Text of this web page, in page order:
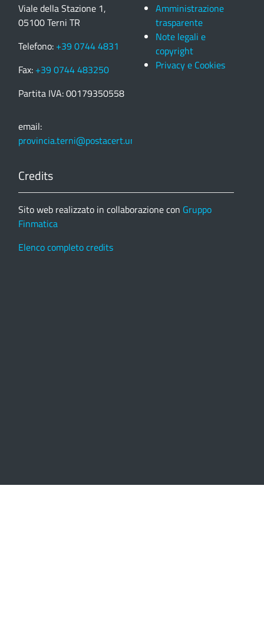
Viale della Stazione 1,
05100 Terni TR
Telefono: +39 0744 4831
Fax: +39 0744 483250
Partita IVA: 00179350558
email:
provincia.terni@postacert.umbria.it
Amministrazione
trasparente
Note legali e
copyright
Privacy e Cookies
Credits
Sito web realizzato in collaborazione con Gruppo
Finmatica
Elenco completo credits